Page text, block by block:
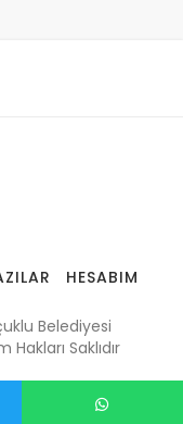
HESABIM
Belediyesi
Saklıdır